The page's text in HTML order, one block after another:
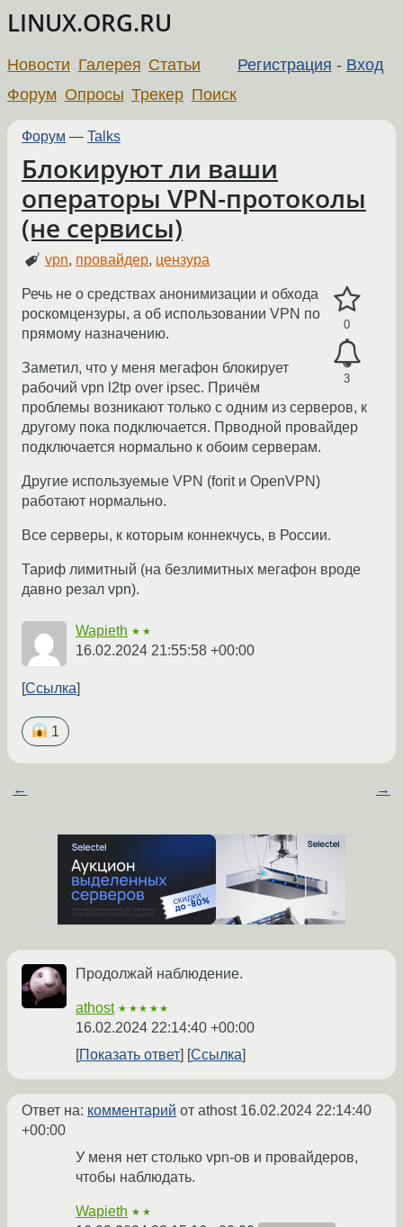
LINUX.ORG.RU
Регистрация - Вход
Новости Галерея Статьи
Форум Опросы Трекер Поиск
Форум — Talks
Блокируют ли ваши
операторы VPN-протоколы
(не сервисы)
vpn, провайдер, цензура
0
3
Речь не о средствах анонимизации и обхода
роскомцензуры, а об использовании VPN по
прямому назначению.
Заметил, что у меня мегафон блокирует
рабочий vpn l2tp over ipsec. Причём
проблемы возникают только с одним из серверов, к
другому пока подключается. Прводной провайдер
подключается нормально к обоим серверам.
Другие используемые VPN (forit и OpenVPN)
работают нормально.
Все серверы, к которым коннекчусь, в России.
Тариф лимитный (на безлимитных мегафон вроде
давно резал vpn).
Wapieth ★★
16.02.2024 21:55:58 +00:00
Ссылка
1
← →
Продолжай наблюдение.
athost ★★★★★
16.02.2024 22:14:40 +00:00
Показать ответ
Ссылка
Ответ на: комментарий от athost 16.02.2024 22:14:40
+00:00
У меня нет столько vpn-ов и провайдеров,
чтобы наблюдать.
Wapieth ★★